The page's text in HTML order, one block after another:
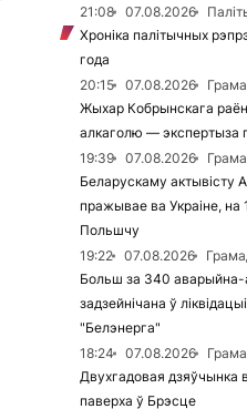
21:08
07.08.2026
Хроніка палітычных
года
20:15
07.08.2026
Жыхар Кобрынскага
алкаголю — экспертыза
19:39
07.08.2026
Беларускаму актывісту
пражывае ва Украіне, на
Польшчу
19:22
07.08.2026
Больш за 340
задзейнічана ў
"Белэнерга"
18:24
07.08.2026
Двухгадовая дзяўчынка
паверха ў Брэсце